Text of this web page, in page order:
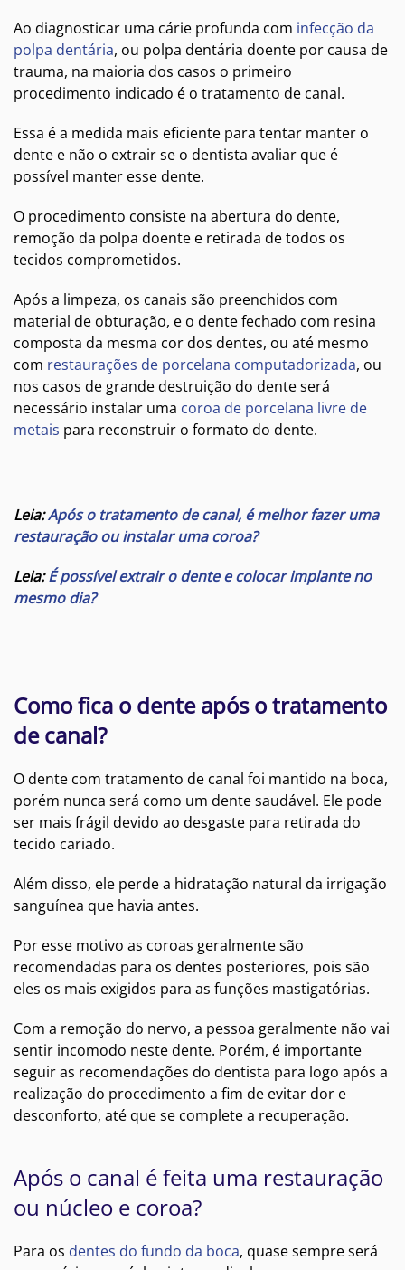
Ao diagnosticar uma cárie profunda com infecção da
polpa dentária, ou polpa dentária doente por causa de
trauma, na maioria dos casos o primeiro
procedimento indicado é o tratamento de canal.
Essa é a medida mais eficiente para tentar manter o
dente e não o extrair se o dentista avaliar que é
possível manter esse dente.
O procedimento consiste na abertura do dente,
remoção da polpa doente e retirada de todos os
tecidos comprometidos.
Após a limpeza, os canais são preenchidos com
material de obturação, e o dente fechado com resina
composta da mesma cor dos dentes, ou até mesmo
com restaurações de porcelana computadorizada, ou
nos casos de grande destruição do dente será
necessário instalar uma coroa de porcelana livre de
metais para reconstruir o formato do dente.
Leia:Após o tratamento de canal, é melhor fazer uma
restauração ou instalar uma coroa?
Leia:É possível extrair o dente e colocar implante no
mesmo dia?
Como fica o dente após o tratamento
de canal?
O dente com tratamento de canal foi mantido na boca,
porém nunca será como um dente saudável. Ele pode
ser mais frágil devido ao desgaste para retirada do
tecido cariado.
Além disso, ele perde a hidratação natural da irrigação
sanguínea que havia antes.
Por esse motivo as coroas geralmente são
recomendadas para os dentes posteriores, pois são
eles os mais exigidos para as funções mastigatórias.
Com a remoção do nervo, a pessoa geralmente não vai
sentir incomodo neste dente. Porém, é importante
seguir as recomendações do dentista para logo após a
realização do procedimento a fim de evitar dor e
desconforto, até que se complete a recuperação.
Após o canal é feita uma restauração
ou núcleo e coroa?
Para os dentes do fundo da boca, quase sempre será